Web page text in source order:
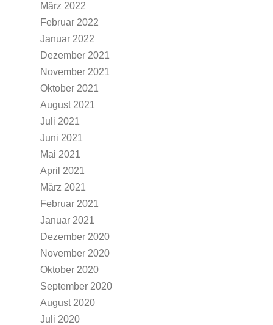
März 2022
Februar 2022
Januar 2022
Dezember 2021
November 2021
Oktober 2021
August 2021
Juli 2021
Juni 2021
Mai 2021
April 2021
März 2021
Februar 2021
Januar 2021
Dezember 2020
November 2020
Oktober 2020
September 2020
August 2020
Juli 2020